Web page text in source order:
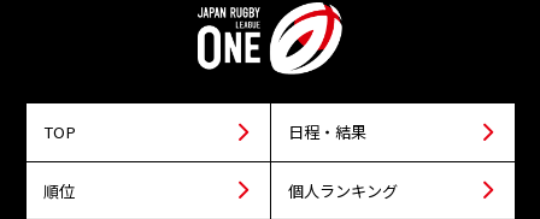
TOP 日程・結果
順位 個人ランキング